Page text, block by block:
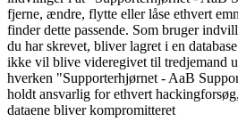
fjerne, ændre, flytte eller låse ethvert
finder dette passende. Som bruger
du har skrevet, bliver lagret i en
ikke vil blive videregivet til tredjemand
hverken "Supporterhjørnet - AaB
holdt ansvarlig for ethvert
dataene bliver kompromitteret